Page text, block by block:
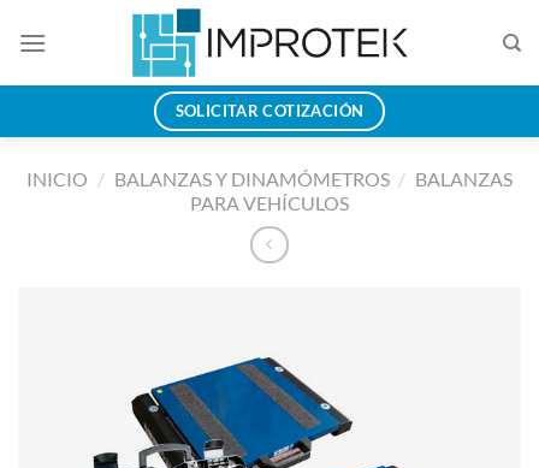
SOLICITAR COTIZACIÓN
INICIO / BALANZAS Y DINAMÓMETROS / BALANZAS
PARA VEHÍCULOS